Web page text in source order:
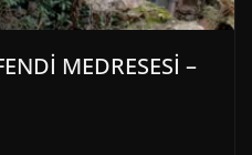
MEDRESESİ –